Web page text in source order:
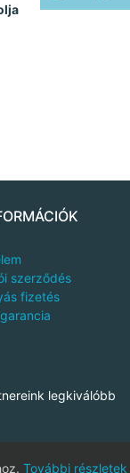
További részletek
szerződés
fizetés
legkiválóbb